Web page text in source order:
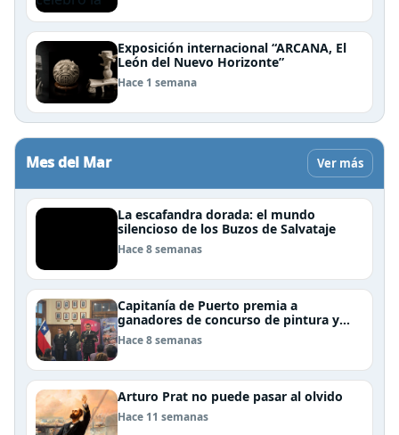
Exposición internacional “ARCANA, El
León del Nuevo Horizonte”
Hace 1 semana
Mes del Mar Ver más
La escafandra dorada: el mundo
silencioso de los Buzos de Salvataje
Hace 8 semanas
Capitanía de Puerto premia a
ganadores de concurso de pintura y
cierra el Mes del Mar en Puerto Natales
Hace 8 semanas
Arturo Prat no puede pasar al olvido
Hace 11 semanas